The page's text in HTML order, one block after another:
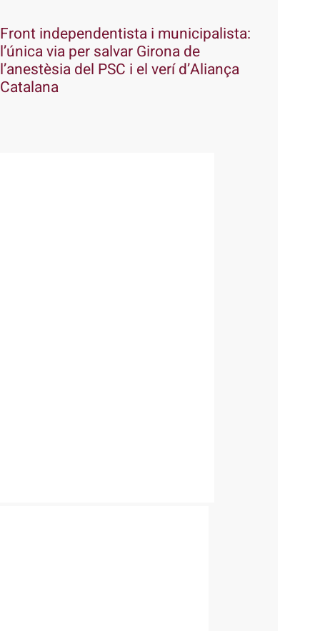
Front independentista i municipalista:
l’única via per salvar Girona de
l’anestèsia del PSC i el verí d’Aliança
Catalana